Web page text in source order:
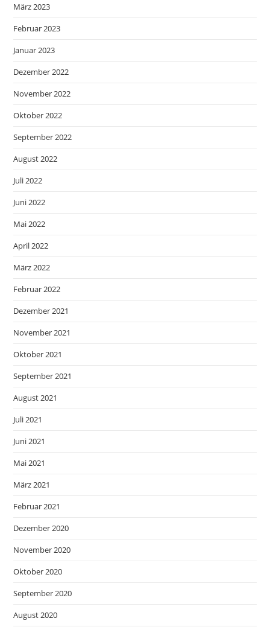
März 2023
Februar 2023
Januar 2023
Dezember 2022
November 2022
Oktober 2022
September 2022
August 2022
Juli 2022
Juni 2022
Mai 2022
April 2022
März 2022
Februar 2022
Dezember 2021
November 2021
Oktober 2021
September 2021
August 2021
Juli 2021
Juni 2021
Mai 2021
März 2021
Februar 2021
Dezember 2020
November 2020
Oktober 2020
September 2020
August 2020